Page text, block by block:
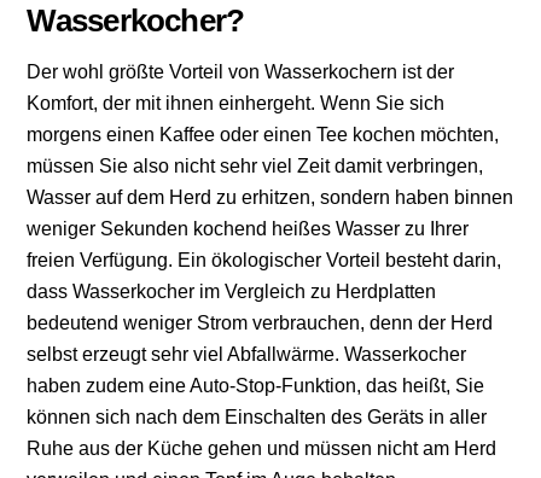
Wasserkocher?
Der wohl größte Vorteil von Wasserkochern ist der
Komfort, der mit ihnen einhergeht. Wenn Sie sich
morgens einen Kaffee oder einen Tee kochen möchten,
müssen Sie also nicht sehr viel Zeit damit verbringen,
Wasser auf dem Herd zu erhitzen, sondern haben binnen
weniger Sekunden kochend heißes Wasser zu Ihrer
freien Verfügung. Ein ökologischer Vorteil besteht darin,
dass Wasserkocher im Vergleich zu Herdplatten
bedeutend weniger Strom verbrauchen, denn der Herd
selbst erzeugt sehr viel Abfallwärme. Wasserkocher
haben zudem eine Auto-Stop-Funktion, das heißt, Sie
können sich nach dem Einschalten des Geräts in aller
Ruhe aus der Küche gehen und müssen nicht am Herd